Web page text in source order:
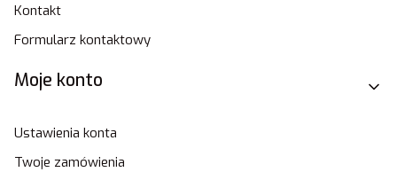
Kontakt
Formularz kontaktowy
Moje konto
Ustawienia konta
Twoje zamówienia